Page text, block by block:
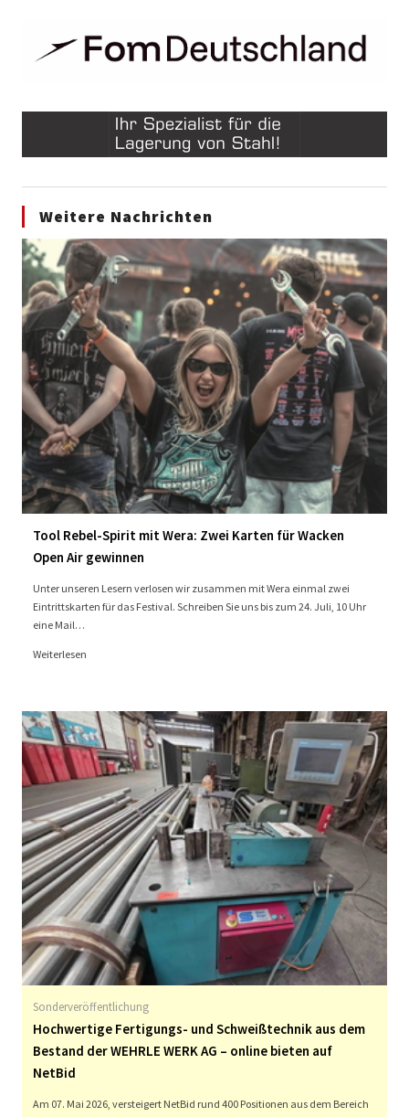
Weitere Nachrichten
Tool Rebel-Spirit mit Wera: Zwei Karten für Wacken
Open Air gewinnen
Unter unseren Lesern verlosen wir zusammen mit Wera einmal zwei
Eintrittskarten für das Festival. Schreiben Sie uns bis zum 24. Juli, 10 Uhr
eine Mail…
Weiterlesen
Sonderveröffentlichung
Hochwertige Fertigungs- und Schweißtechnik aus dem
Bestand der WEHRLE WERK AG – online bieten auf
NetBid
Am 07. Mai 2026, versteigert NetBid rund 400 Positionen aus dem Bereich